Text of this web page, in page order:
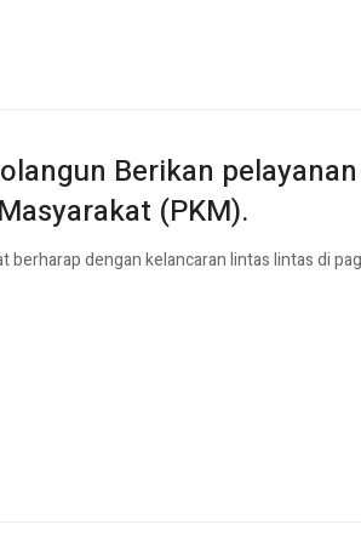
Berikan
(PKM).
berharap dengan kelancaran lintas lintas di